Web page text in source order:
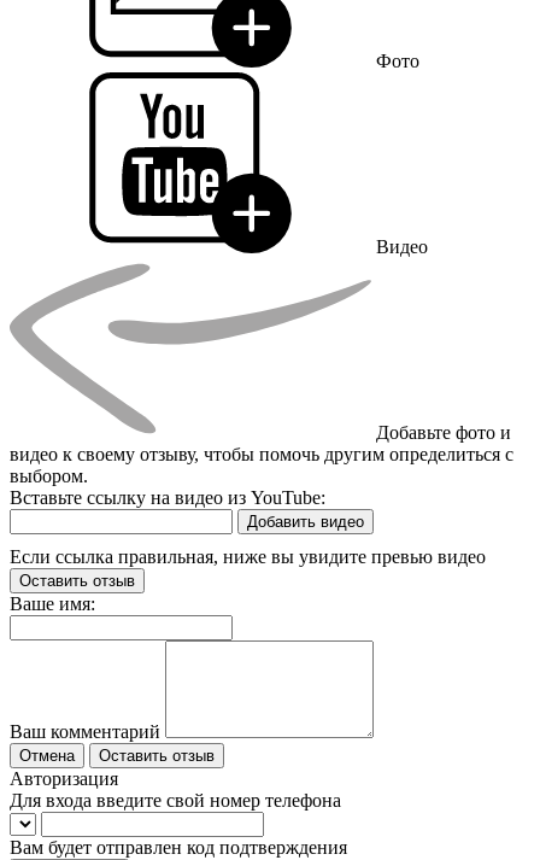
Фото
Видео
Добавьте фото и
видео к своему отзыву, чтобы помочь другим определиться с
выбором.
Вставьте ссылку на видео из YouTube:
Добавить видео
Если ссылка правильная, ниже вы увидите превью видео
Оставить отзыв
Ваше имя:
Ваш комментарий
Отмена Оставить отзыв
Авторизация
Для входа введите свой номер телефона
Вам будет отправлен код подтверждения